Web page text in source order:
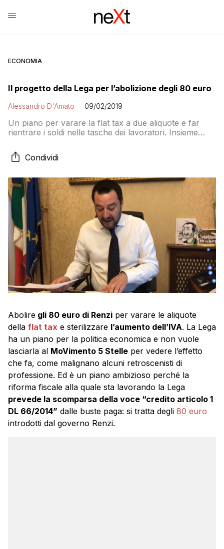
ECONOMIA
Il progetto della Lega per l’abolizione degli 80 euro
Alessandro D'Amato 09/02/2019
Un piano per varare la flat tax a due aliquote e far
rientrare i soldi nelle tasche dei lavoratori. Insieme
Condividi
Abolire gli 80 euro di Renzi per varare le aliquote
della flat tax e sterilizzare l’aumento dell’IVA. La Lega
ha un piano per la politica economica e non vuole
lasciarla al MoVimento 5 Stelle per vedere l’effetto
che fa, come malignano alcuni retroscenisti di
professione. Ed è un piano ambizioso perché la
riforma fiscale alla quale sta lavorando la Lega
prevede la scomparsa della voce “credito articolo 1
DL 66/2014” dalle buste paga: si tratta degli 80 euro
introdotti dal governo Renzi.